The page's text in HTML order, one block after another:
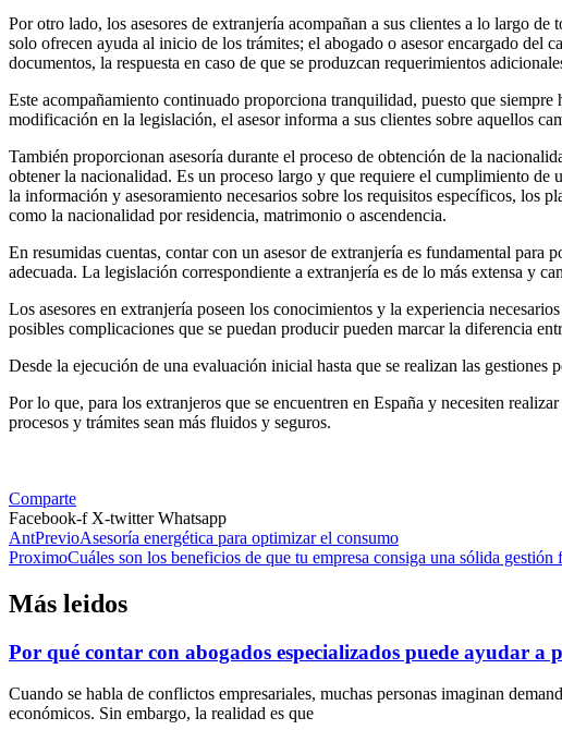
Por otro lado, los asesores de extranjería acompañan a sus clientes a lo largo
solo ofrecen ayuda al inicio de los trámites; el abogado o asesor encargado del
documentos, la respuesta en caso de que se produzcan requerimientos
Este acompañamiento continuado proporciona tranquilidad, puesto que
modificación en la legislación, el asesor informa a sus clientes sobre aquellos
También proporcionan asesoría durante el proceso de obtención de la
obtener la nacionalidad. Es un proceso largo y que requiere el cumplimiento de
la información y asesoramiento necesarios sobre los requisitos específicos, los
como la nacionalidad por residencia, matrimonio o ascendencia.
En resumidas cuentas, contar con un asesor de extranjería es fundamental
adecuada. La legislación correspondiente a extranjería es de lo más extensa y
Los asesores en extranjería poseen los conocimientos y la experiencia
posibles complicaciones que se puedan producir pueden marcar la diferencia
Desde la ejecución de una evaluación inicial hasta que se realizan las
Por lo que, para los extranjeros que se encuentren en España y necesiten
procesos y trámites sean más fluidos y seguros.
Comparte
Facebook-f X-twitter Whatsapp
AntPrevioAsesoría energética para optimizar el consumo
ProximoCuáles son los beneficios de que tu empresa consiga una sólida gestión
Más leidos
Por qué contar con abogados especializados puede ayudar a
Cuando se habla de conflictos empresariales, muchas personas imaginan
económicos. Sin embargo, la realidad es que